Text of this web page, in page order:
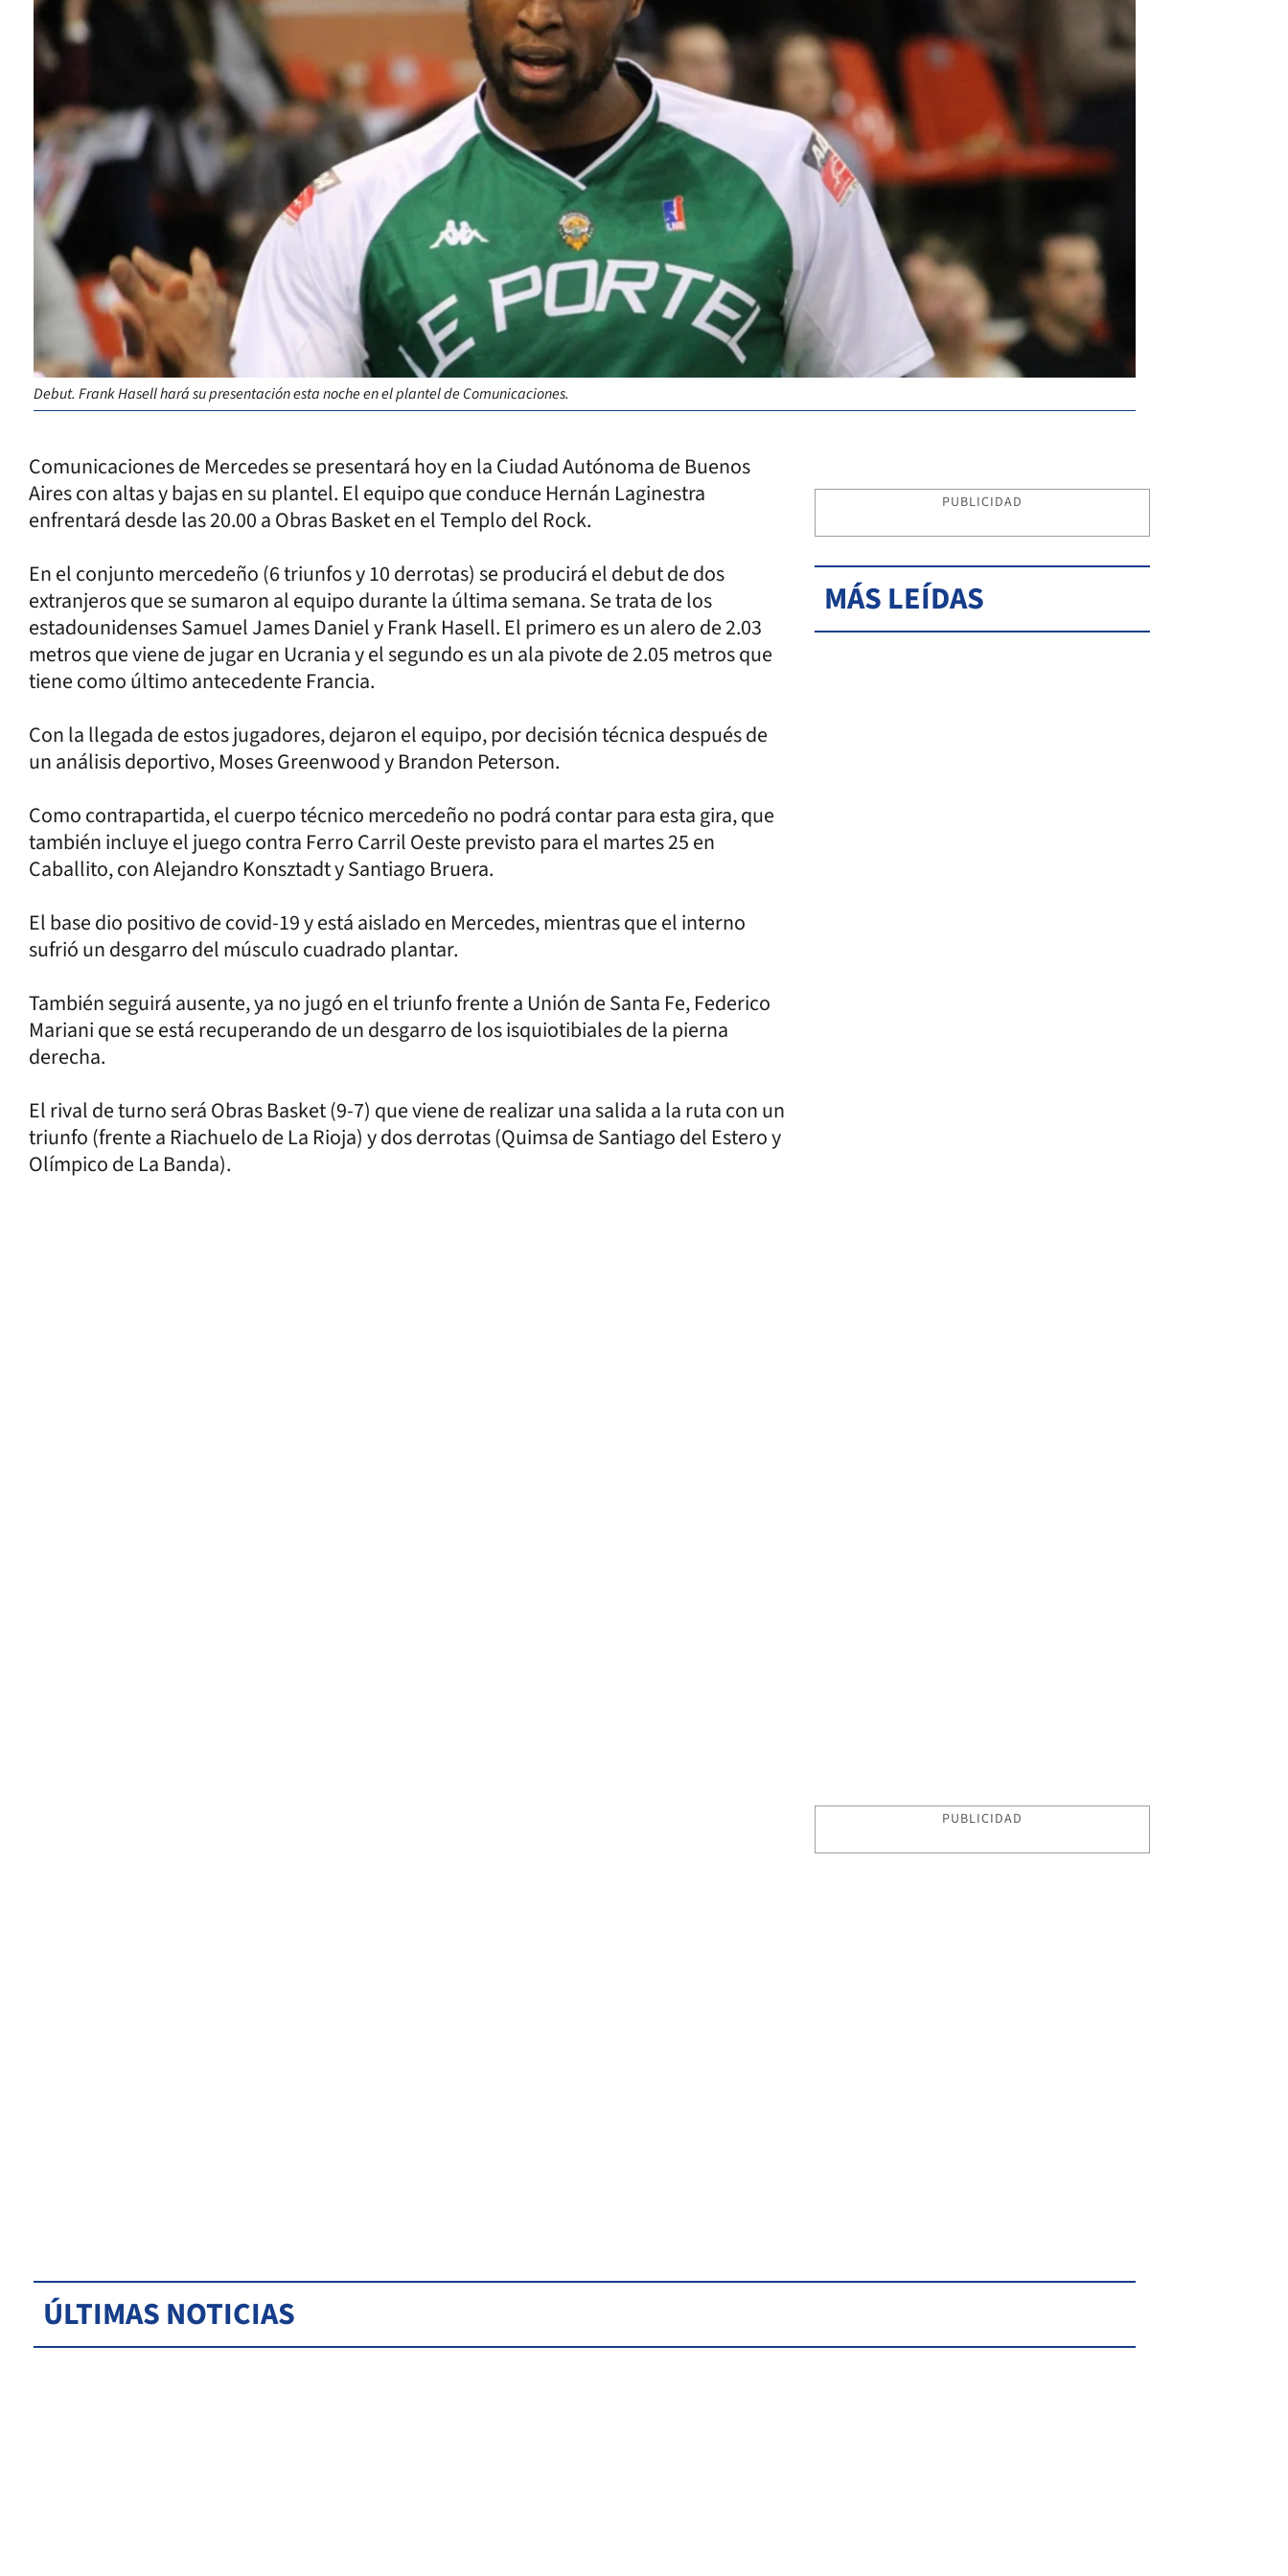
Debut. Frank Hasell hará su presentación esta noche en el plantel de Comunicaciones.
Comunicaciones de Mercedes se presentará hoy en la Ciudad Autónoma de Buenos
Aires con altas y bajas en su plantel. El equipo que conduce Hernán Laginestra
enfrentará desde las 20.00 a Obras Basket en el Templo del Rock.
En el conjunto mercedeño (6 triunfos y 10 derrotas) se producirá el debut de dos
extranjeros que se sumaron al equipo durante la última semana. Se trata de los
estadounidenses Samuel James Daniel y Frank Hasell. El primero es un alero de 2.03
metros que viene de jugar en Ucrania y el segundo es un ala pivote de 2.05 metros que
tiene como último antecedente Francia.
Con la llegada de estos jugadores, dejaron el equipo, por decisión técnica después de
un análisis deportivo, Moses Greenwood y Brandon Peterson.
Como contrapartida, el cuerpo técnico mercedeño no podrá contar para esta gira, que
también incluye el juego contra Ferro Carril Oeste previsto para el martes 25 en
Caballito, con Alejandro Konsztadt y Santiago Bruera.
El base dio positivo de covid-19 y está aislado en Mercedes, mientras que el interno
sufrió un desgarro del músculo cuadrado plantar.
También seguirá ausente, ya no jugó en el triunfo frente a Unión de Santa Fe, Federico
Mariani que se está recuperando de un desgarro de los isquiotibiales de la pierna
derecha.
El rival de turno será Obras Basket (9-7) que viene de realizar una salida a la ruta con un
triunfo (frente a Riachuelo de La Rioja) y dos derrotas (Quimsa de Santiago del Estero y
Olímpico de La Banda).
PUBLICIDAD
MÁS LEÍDAS
PUBLICIDAD
ÚLTIMAS NOTICIAS